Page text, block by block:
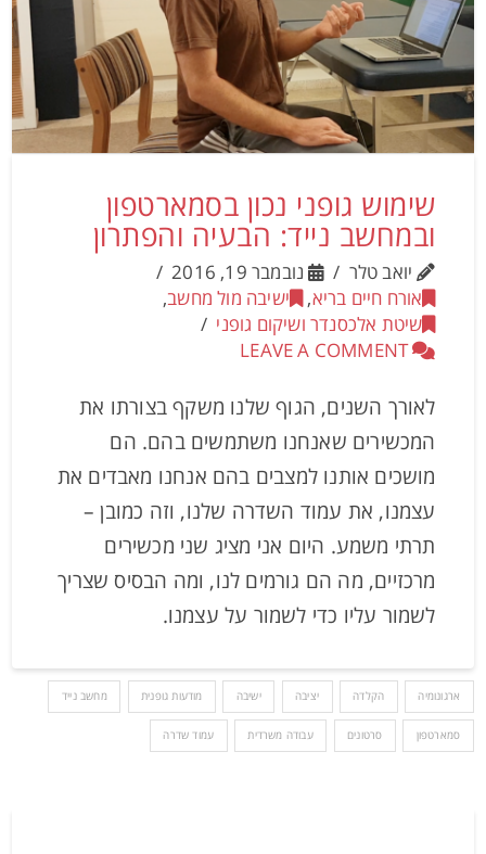
שימוש גופני נכון בסמארטפון
ובמחשב נייד: הבעיה והפתרון
יואב טלר
נובמבר 19, 2016
אורח חיים בריא, ישיבה מול מחשב,
שיטת אלכסנדר ושיקום גופני
LEAVE A COMMENT
לאורך השנים, הגוף שלנו משקף בצורתו את
המכשירים שאנחנו משתמשים בהם. הם
מושכים אותנו למצבים בהם אנחנו מאבדים את
עצמנו, את עמוד השדרה שלנו, וזה כמובן –
תרתי משמע. היום אני מציג שני מכשירים
מרכזיים, מה הם גורמים לנו, ומה הבסיס שצריך
לשמור עליו כדי לשמור על עצמנו.
ארגונומיה הקלדה יציבה ישיבה מודעות גופנית מחשב נייד
סמארטפון סרטונים עבודה משרדית עמוד שדרה